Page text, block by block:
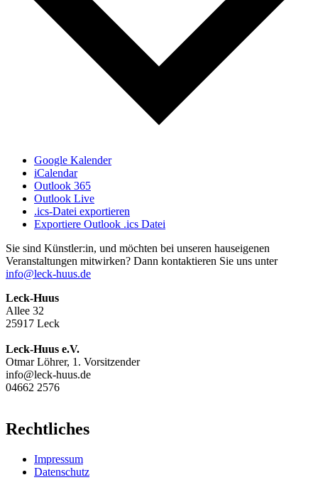
Google Kalender
iCalendar
Outlook 365
Outlook Live
.ics-Datei exportieren
Exportiere Outlook .ics Datei
Sie sind Künstler:in, und möchten bei unseren hauseigenen
Veranstaltungen mitwirken? Dann kontaktieren Sie uns unter
info@leck-huus.de
Leck-Huus
Allee 32
25917 Leck
Leck-Huus e.V.
Otmar Löhrer, 1. Vorsitzender
info@leck-huus.de
04662 2576
Rechtliches
Impressum
Datenschutz